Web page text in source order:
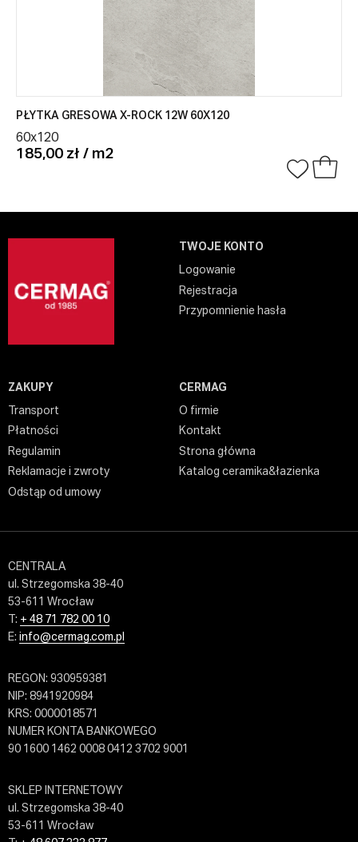
PŁYTKA GRESOWA X-ROCK 12W 60X120
60x120
185,00 zł / m2
TWOJE KONTO
Logowanie
Rejestracja
Przypomnienie hasła
ZAKUPY
Transport
Płatności
Regulamin
Reklamacje i zwroty
Odstąp od umowy
CERMAG
O firmie
Kontakt
Strona główna
Katalog ceramika&łazienka
CENTRALA
ul. Strzegomska 38-40
53-611 Wrocław
T: + 48 71 782 00 10
E: info@cermag.com.pl
REGON: 930959381
NIP: 8941920984
KRS: 0000018571
NUMER KONTA BANKOWEGO
90 1600 1462 0008 0412 3702 9001
SKLEP INTERNETOWY
ul. Strzegomska 38-40
53-611 Wrocław